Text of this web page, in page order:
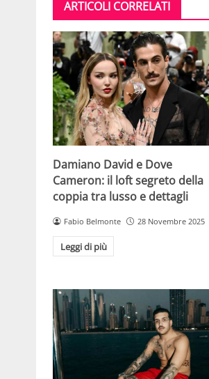
ARTICOLI CORRELATI
Damiano David e Dove
Cameron: il loft segreto della
coppia tra lusso e dettagli
Fabio Belmonte 28 Novembre 2025
Leggi di più